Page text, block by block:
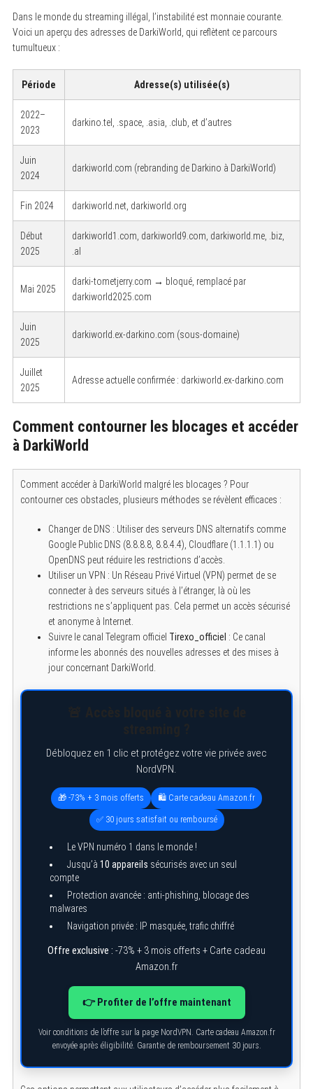
Dans le monde du streaming illégal, l’instabilité est monnaie courante.
Voici un aperçu des adresses de DarkiWorld, qui reflètent ce parcours
tumultueux :
Période Adresse(s) utilisée(s)
2022–
2023
darkino.tel, .space, .asia, .club, et d’autres
Juin
2024
darkiworld.com (rebranding de Darkino à DarkiWorld)
Fin 2024 darkiworld.net, darkiworld.org
Début
2025
darkiworld1.com, darkiworld9.com, darkiworld.me, .biz,
.al
Mai 2025
darki-tometjerry.com → bloqué, remplacé par
darkiworld2025.com
Juin
2025
darkiworld.ex-darkino.com (sous-domaine)
Juillet
2025
Adresse actuelle confirmée : darkiworld.ex-darkino.com
Comment contourner les blocages et accéder
à DarkiWorld
Comment accéder à DarkiWorld malgré les blocages ? Pour
contourner ces obstacles, plusieurs méthodes se révèlent efficaces :
Changer de DNS : Utiliser des serveurs DNS alternatifs comme
Google Public DNS (8.8.8.8, 8.8.4.4), Cloudflare (1.1.1.1) ou
OpenDNS peut réduire les restrictions d’accès.
Utiliser un VPN : Un Réseau Privé Virtuel (VPN) permet de se
connecter à des serveurs situés à l’étranger, là où les
restrictions ne s’appliquent pas. Cela permet un accès sécurisé
et anonyme à Internet.
Suivre le canal Telegram officiel Tirexo_officiel : Ce canal
informe les abonnés des nouvelles adresses et des mises à
jour concernant DarkiWorld.
Débloquez en 1 clic et protégez votre vie privée avec
NordVPN.
🎁 -73% + 3 mois offerts 🛍️ Carte cadeau Amazon.fr
✅ 30 jours satisfait ou remboursé
Le VPN numéro 1 dans le monde !
Jusqu’à 10 appareils sécurisés avec un seul
compte
Protection avancée : anti-phishing, blocage des
malwares
Navigation privée : IP masquée, trafic chiffré
Offre exclusive : -73% + 3 mois offerts + Carte cadeau
Amazon.fr
👉 Profiter de l’offre maintenant
Voir conditions de l’offre sur la page NordVPN. Carte cadeau Amazon.fr
envoyée après éligibilité. Garantie de remboursement 30 jours.
a
: